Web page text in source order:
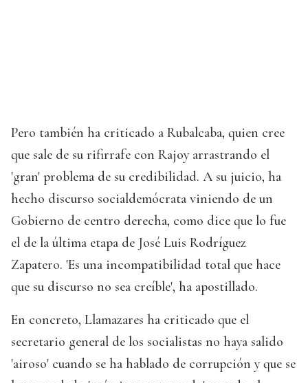
Pero también ha criticado a Rubalcaba, quien cree
que sale de su rifirrafe con Rajoy arrastrando el
'gran' problema de su credibilidad. A su juicio, ha
hecho discurso socialdemócrata viniendo de un
Gobierno de centro derecha, como dice que lo fue
el de la última etapa de José Luis Rodríguez
Zapatero. 'Es una incompatibilidad total que hace
que su discurso no sea creíble', ha apostillado.
En concreto, Llamazares ha criticado que el
secretario general de los socialistas no haya salido
'airoso' cuando se ha hablado de corrupción y que se